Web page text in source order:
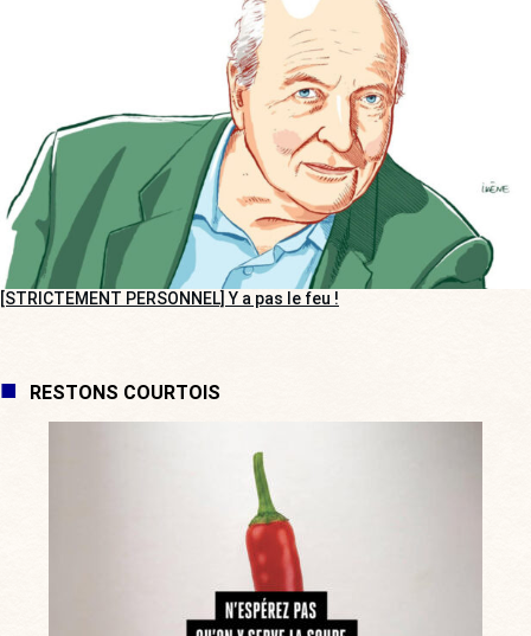
[STRICTEMENT PERSONNEL] Y a pas le feu !
RESTONS COURTOIS